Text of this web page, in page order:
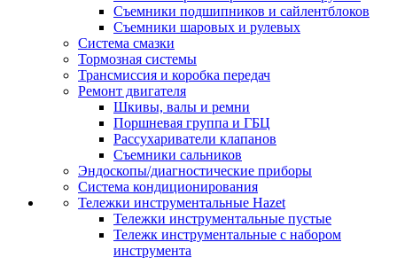
Съемники подшипников и сайлентблоков
Съемники шаровых и рулевых
Система смазки
Тормозная системы
Трансмиссия и коробка передач
Ремонт двигателя
Шкивы, валы и ремни
Поршневая группа и ГБЦ
Рассухариватели клапанов
Съемники сальников
Эндоскопы/диагностические приборы
Система кондиционирования
Тележки инструментальные Hazet
Тележки инструментальные пустые
Тележк инструментальные с набором
инструмента